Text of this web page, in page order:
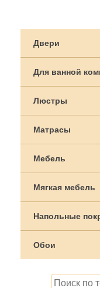
Двери
Для ванной
Люстры
Матрасы
Мебель
Мягкая мебель
Напольные
Обои
Искать: